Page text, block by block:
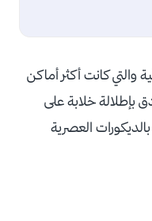
والتي كانت أكثر أماكن
بإطلالة خلابة على
العصرية